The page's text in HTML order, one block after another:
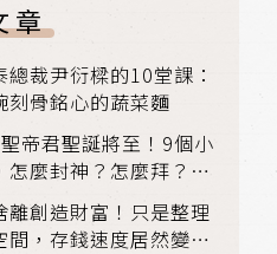
章
總裁尹衍樑的10堂課：
刻骨銘心的蔬菜麵
帝君聖誕將至！9個小
怎麼封神？怎麼拜？該
關帝？
離創造財富！只是整理
間，存錢速度居然變快